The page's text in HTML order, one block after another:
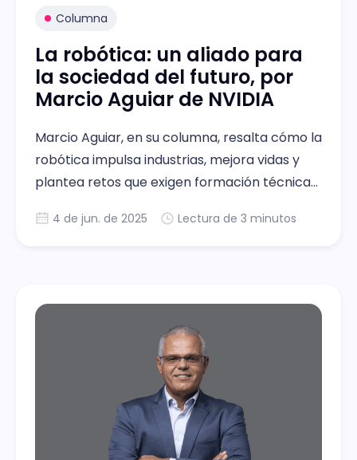
Columna
La robótica: un aliado para
la sociedad del futuro, por
Marcio Aguiar de NVIDIA
Marcio Aguiar, en su columna, resalta cómo la
robótica impulsa industrias, mejora vidas y
plantea retos que exigen formación técnica
tecnológica.
4 de jun. de 2025 Lectura de 3 minutos